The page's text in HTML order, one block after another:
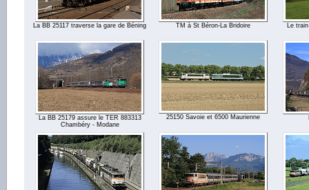
La BB 25117 traverse la gare de Béning TM à St Béron-La Bridoire Le
La BB 25179 assure le TER 883313
Chambéry - Modane
25150 Savoie et 6500 Maurienne